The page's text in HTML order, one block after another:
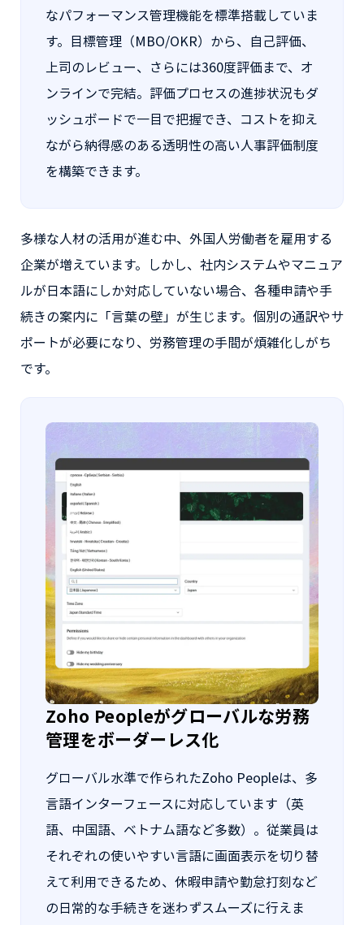
なパフォーマンス管理機能を標準搭載していま
す。目標管理（MBO/OKR）から、自己評価、
上司のレビュー、さらには360度評価まで、オ
ンラインで完結。評価プロセスの進捗状況もダ
ッシュボードで一目で把握でき、コストを抑え
ながら納得感のある透明性の高い人事評価制度
を構築できます。
多様な人材の活用が進む中、外国人労働者を雇用する
企業が増えています。しかし、社内システムやマニュア
ルが日本語にしか対応していない場合、各種申請や手
続きの案内に「言葉の壁」が生じます。個別の通訳やサ
ポートが必要になり、労務管理の手間が煩雑化しがち
です。
Zoho Peopleがグローバルな労務
管理をボーダーレス化
グローバル水準で作られたZoho Peopleは、多
言語インターフェースに対応しています（英
語、中国語、ベトナム語など多数）。従業員は
それぞれの使いやすい言語に画面表示を切り替
えて利用できるため、休暇申請や勤怠打刻など
の日常的な手続きを迷わずスムーズに行えま